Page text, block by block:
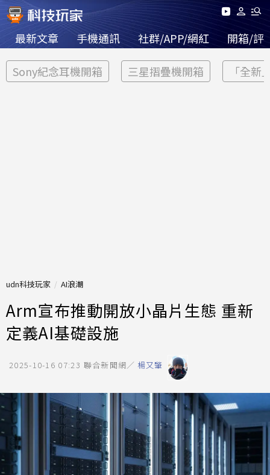
最新文章 手機通訊 社群/APP/網紅 開箱/評
Sony紀念耳機開箱 三星摺疊機開箱 「全新
udn科技玩家 AI浪潮
Arm宣布推動開放小晶片生態 重新
定義AI基礎設施
2025-10-16 07:23 聯合新聞網／ 楊又肇